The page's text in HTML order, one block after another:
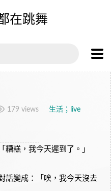
在跳舞
179 views 生活；live
糟糕，我今天遲到了。」
話變成：「唉，我今天沒去